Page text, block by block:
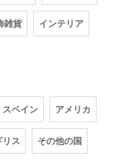
雑貨 インテリア
スペイン アメリカ
リス その他の国